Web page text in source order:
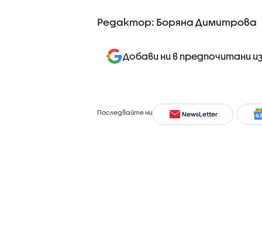
Редактор: Боряна Димитрова
Добави ни в предпочитани
Последвайте ни NewsLetter